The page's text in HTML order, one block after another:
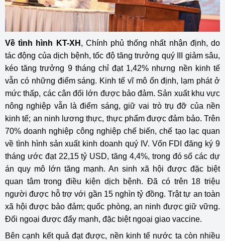
Về tình hình KT-XH , Chính phủ thống nhất nhận định, do
tác động của dịch bệnh, tốc độ tăng trưởng quý III giảm sâu,
kéo tăng trưởng 9 tháng chỉ đạt 1,42% nhưng nền kinh tế
vẫn có những điểm sáng. Kinh tế vĩ mô ổn định, lạm phát ở
mức thấp, các cân đối lớn được bảo đảm. Sản xuất khu vực
nông nghiệp vẫn là điểm sáng, giữ vai trò trụ đỡ của nền
kinh tế; an ninh lương thực, thực phẩm được đảm bảo. Trên
70% doanh nghiệp công nghiệp chế biến, chế tạo lạc quan
về tình hình sản xuất kinh doanh quý IV. Vốn FDI đăng ký 9
tháng ước đạt 22,15 tỷ USD, tăng 4,4%, trong đó số các dự
án quy mô lớn tăng mạnh. An sinh xã hội được đặc biệt
quan tâm trong điều kiện dịch bệnh. Đã có trên 18 triệu
người được hỗ trợ với gần 15 nghìn tỷ đồng. Trật tự an toàn
xã hội được bảo đảm; quốc phòng, an ninh được giữ vững.
Đối ngoại được đẩy mạnh, đặc biệt ngoại giao vaccine.
Bên cạnh kết quả đạt được, nền kinh tế nước ta còn nhiều